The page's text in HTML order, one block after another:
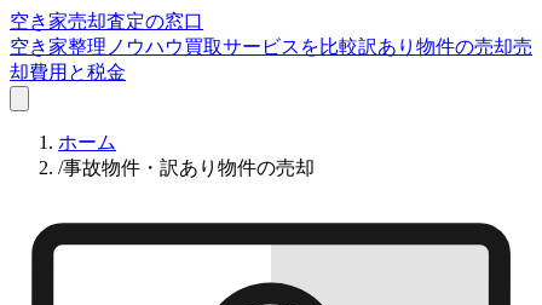
空き家売却査定の窓口
空き家整理ノウハウ買取サービスを比較訳あり物件の売却売
却費用と税金
ホーム
/事故物件・訳あり物件の売却